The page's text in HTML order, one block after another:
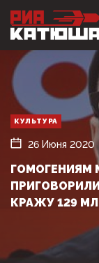
КУЛЬТУРА
26 Июня 2020
ГОМОГЕНИЯМ
КРАЖУ 129